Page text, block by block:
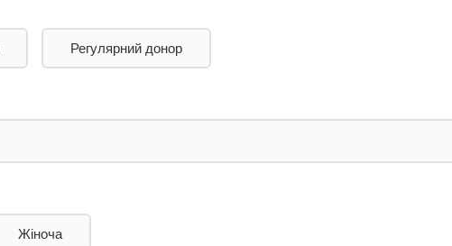
Регулярний донор
Жіноча